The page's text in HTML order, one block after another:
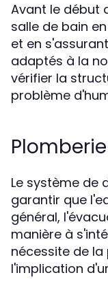
Avant le début
salle de bain
et en
adaptés à la
vérifier la
problème
Le système de
garantir que
général,
manière à
nécessite de
l'implication